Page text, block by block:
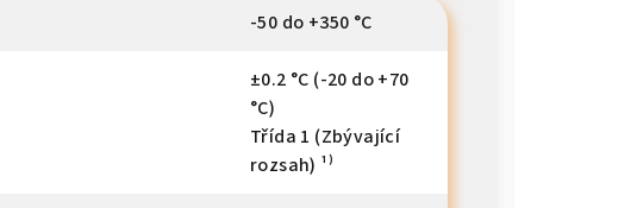
-50 do +350 °C
±0.2 °C (-20 do +70
°C)
Třída 1 (Zbývající
rozsah) ¹⁾